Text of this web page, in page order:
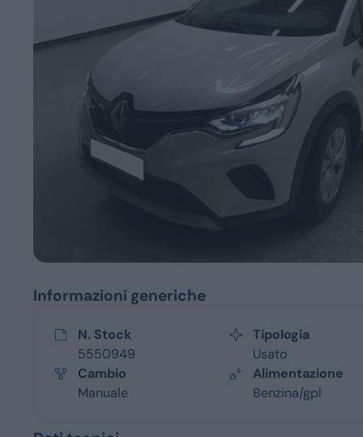
Azienda
Servizi
Informazioni generiche
N. Stock
5550949
Tipologia
Usato
Cambio
Manuale
Alimentazione
Benzina/gpl